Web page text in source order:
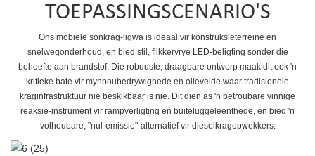
TOEPASSINGSCENARIO'S
Ons mobiele sonkrag-ligwa is ideaal vir konstruksieterreine en
snelwegonderhoud, en bied stil, flikkervrye LED-beligting sonder die
behoefte aan brandstof. Die robuuste, draagbare ontwerp maak dit ook 'n
kritieke bate vir mynboubedrywighede en olievelde waar tradisionele
kraginfrastruktuur nie beskikbaar is nie. Dit dien as 'n betroubare vinnige
reaksie-instrument vir rampverligting en buiteluggeleenthede, en bied 'n
volhoubare, "nul-emissie"-alternatief vir dieselkragopwekkers.